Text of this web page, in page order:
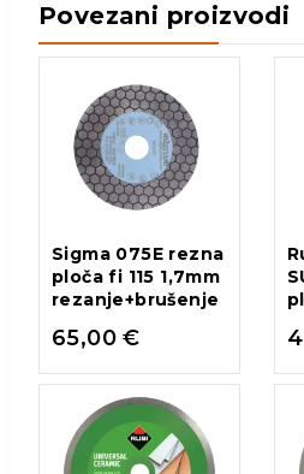
Povezani proizvodi
Sigma 075E rezna
ploča fi 115 1,7mm
rezanje+brušenje
65,00€